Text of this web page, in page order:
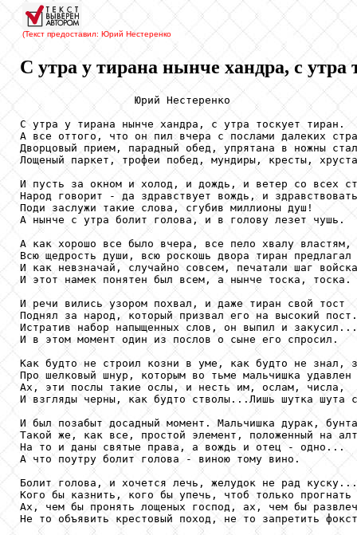
(Текст предоставил: Юрий Нестеренко
С утра у тирана нынче хандра, с утра
                  Юрий Нестеренко
С утра у тирана нынче хандра, с утра тоскует тиран.
А все оттого, что он пил вчера с послами далеких
Дворцовый прием, парадный обед, упрятана в ножны
Лощеный паркет, трофеи побед, мундиры, кресты,
И пусть за окном и холод, и дождь, и ветер со всех
Народ говорит - да здравствует вождь, и
Поди заслужи такие слова, сгубив миллионы душ!
А нынче с утра болит голова, и в голову лезет чушь.
А как хорошо все было вчера, все пело хвалу властям,
Всю щедрость души, всю роскошь двора тиран предлагал
И как невзначай, случайно совсем, печатали шаг
И этот намек понятен был всем, а нынче тоска, тоска.
И речи вились узором похвал, и даже тиран свой тост
Поднял за народ, который призвал его на высокий пост.
Истратив набор напыщенных слов, он выпил и закусил...
И в этом момент один из послов о сыне его спросил.
Как будто не строил козни в уме, как будто не знал,
Про шелковый шнур, которым во тьме мальчишка
Ах, эти послы такие ослы, и несть им, ослам, числа,
И взгляды черны, как будто стволы...Лишь шутка шута
И был позабыт досадный момент. Мальчишка дурак,
Такой же, как все, простой элемент, положенный на
На то и даны святые права, а вождь и отец - одно...
А что поутру болит голова - виною тому вино.
Болит голова, и хочется лечь, желудок не рад куску...
Кого бы казнить, кого бы упечь, чтоб только прогнать
Ах, чем бы пронять лощеных господ, ах, чем бы
Не то объявить крестовый поход, не то запретить